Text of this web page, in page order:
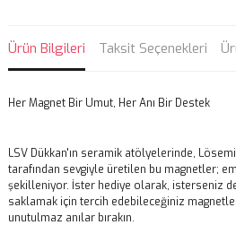
Ürün Bilgileri Taksit Seçenekleri
Her Magnet Bir Umut, Her Anı Bir Destek
LSV Dükkan'ın seramik atölyelerinde,
tarafından sevgiyle üretilen bu magnetler;
şekilleniyor. İster hediye olarak, isterseniz
saklamak için tercih edebileceğiniz
unutulmaz anılar bırakın.